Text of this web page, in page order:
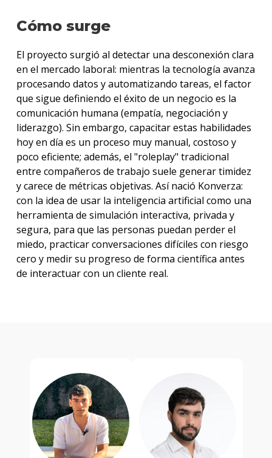
Cómo surge
El proyecto surgió al detectar una desconexión clara
en el mercado laboral: mientras la tecnología avanza
procesando datos y automatizando tareas, el factor
que sigue definiendo el éxito de un negocio es la
comunicación humana (empatía, negociación y
liderazgo). Sin embargo, capacitar estas habilidades
hoy en día es un proceso muy manual, costoso y
poco eficiente; además, el "roleplay" tradicional
entre compañeros de trabajo suele generar timidez
y carece de métricas objetivas. Así nació Konverza:
con la idea de usar la inteligencia artificial como una
herramienta de simulación interactiva, privada y
segura, para que las personas puedan perder el
miedo, practicar conversaciones difíciles con riesgo
cero y medir su progreso de forma científica antes
de interactuar con un cliente real.